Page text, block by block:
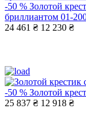
-50 % Золотой
бриллиантом 01-
24 461 ₴ 12 230 ₴
-50 % Золотой
25 837 ₴ 12 918 ₴